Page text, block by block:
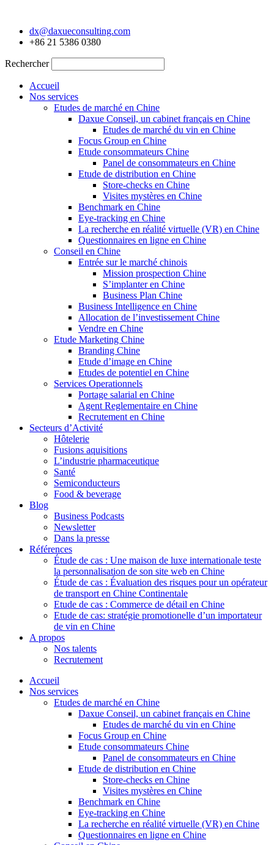
contenudx@daxueconsulting.com
+86 21 5386 0380
Rechercher
Accueil
Nos services
Etudes de marché en Chine
Daxue Conseil, un cabinet français en Chine
Etudes de marché du vin en Chine
Focus Group en Chine
Etude consommateurs Chine
Panel de consommateurs en Chine
Etude de distribution en Chine
Store-checks en Chine
Visites mystères en Chine
Benchmark en Chine
Eye-tracking en Chine
La recherche en réalité virtuelle (VR) en Chine
Questionnaires en ligne en Chine
Conseil en Chine
Entrée sur le marché chinois
Mission prospection Chine
S’implanter en Chine
Business Plan Chine
Business Intelligence en Chine
Allocation de l’investissement Chine
Vendre en Chine
Etude Marketing Chine
Branding Chine
Etude d’image en Chine
Etudes de potentiel en Chine
Services Operationnels
Portage salarial en Chine
Agent Reglementaire en Chine
Recrutement en Chine
Secteurs d’Activité
Hôtelerie
Fusions aquisitions
L’industrie pharmaceutique
Santé
Semiconducteurs
Food & beverage
Blog
Business Podcasts
Newsletter
Dans la presse
Références
Étude de cas : Une maison de luxe internationale teste
la personnalisation de son site web en Chine
Étude de cas : Évaluation des risques pour un opérateur
de transport en Chine Continentale
Etude de cas : Commerce de détail en Chine
Etude de cas: stratégie promotionelle d’un importateur
de vin en Chine
A propos
Nos talents
Recrutement
Accueil
Nos services
Etudes de marché en Chine
Daxue Conseil, un cabinet français en Chine
Etudes de marché du vin en Chine
Focus Group en Chine
Etude consommateurs Chine
Panel de consommateurs en Chine
Etude de distribution en Chine
Store-checks en Chine
Visites mystères en Chine
Benchmark en Chine
Eye-tracking en Chine
La recherche en réalité virtuelle (VR) en Chine
Questionnaires en ligne en Chine